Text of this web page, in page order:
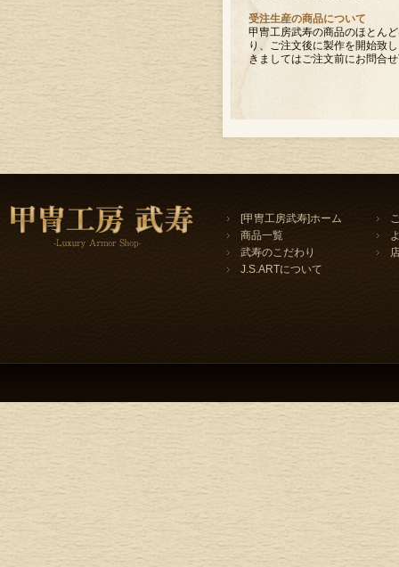
受注生産の商品について
甲冑工房武寿の商品のほとん
り、ご注文後に製作を開始致
きましてはご注文前にお問合
[甲冑工房武寿]ホーム
商品一覧
武寿のこだわり
J.S.ARTについて